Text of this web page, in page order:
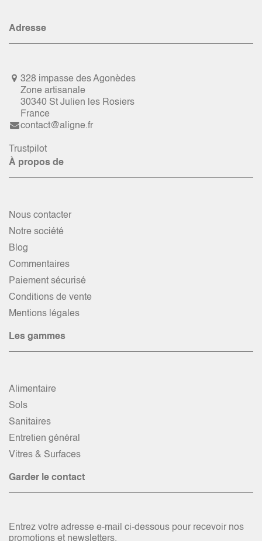
Adresse
328 impasse des Agonèdes
Zone artisanale
30340 St Julien les Rosiers
France
contact@aligne.fr
Trustpilot
À propos de
Nous contacter
Notre société
Blog
Commentaires
Paiement sécurisé
Conditions de vente
Mentions légales
Les gammes
Alimentaire
Sols
Sanitaires
Entretien général
Vitres & Surfaces
Garder le contact
Entrez votre adresse e-mail ci-dessous pour recevoir nos
promotions et newsletters.